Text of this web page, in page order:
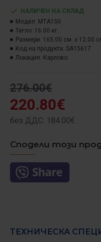
220.80€
276.00€
без ДДС: 184.00€
НАЛИЧЕН НА СКЛАД
Модел: MTA150
Тегло: 16.00 кг.
Размери: 165.00 см. x 12.00
Код на продукта: SA15617
Локация: Карлово
Сподели този
ТЕХНИЧЕСКА